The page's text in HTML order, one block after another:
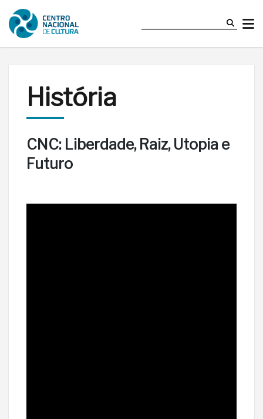
História
CNC: Liberdade, Raiz, Utopia e
Futuro